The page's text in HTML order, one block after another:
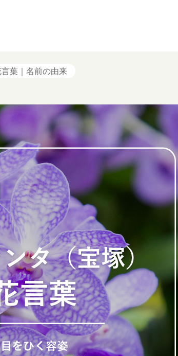
葉｜名前の由来